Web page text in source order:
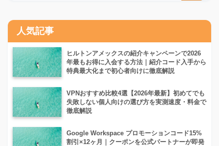
人気記事
ヒルトンアメックスの紹介キャンペーンで2026
年最もお得に入会する方法｜紹介コード入手から
特典最大化まで初心者向けに徹底解説
VPNおすすめ比較4選【2026年最新】初めてでも
失敗しない個人向けの選び方を実測速度・料金で
徹底解説
Google Workspace プロモーションコード15%
割引×12ヶ月｜クーポンを公式パートナーが即発